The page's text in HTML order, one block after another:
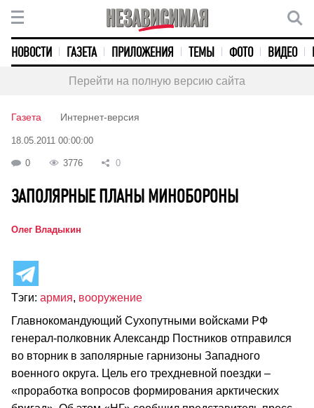
НОВОСТИ ГАЗЕТА ПРИЛОЖЕНИЯ ТЕМЫ ФОТО ВИДЕО
Перейти на полную версию сайта
Газета Интернет-версия
18.05.2011 00:00:00
0 3776 0
ЗАПОЛЯРНЫЕ ПЛАНЫ МИНОБОРОНЫ
Олег Владыкин
Тэги: армия, вооружение
Главнокомандующий Сухопутными войсками РФ
генерал-полковник Александр Постников отправился
во вторник в заполярные гарнизоны Западного
военного округа. Цель его трехдневной поездки –
«проработка вопросов формирования арктических